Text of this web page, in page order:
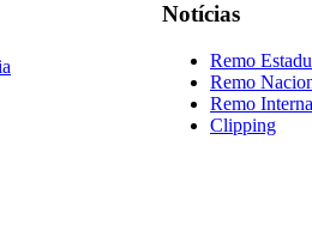
Notícias
Remo
Remo
Remo
Clipping